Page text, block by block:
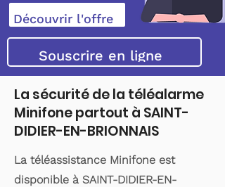
Découvrir l'offre
Souscrire en ligne
La sécurité de la téléalarme
Minifone partout à SAINT-
DIDIER-EN-BRIONNAIS
La téléassistance Minifone est
disponible à SAINT-DIDIER-EN-